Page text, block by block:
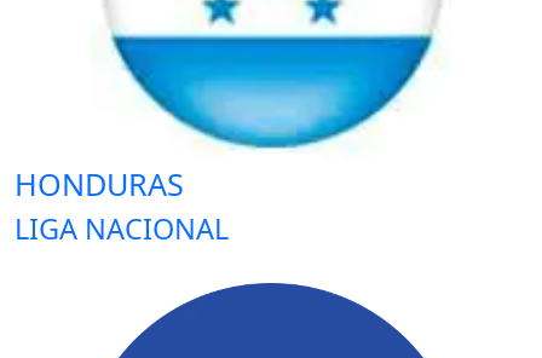
HONDURAS
LIGA NACIONAL